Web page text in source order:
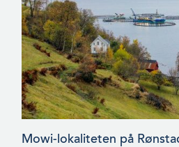
Mowi-lokaliteten på